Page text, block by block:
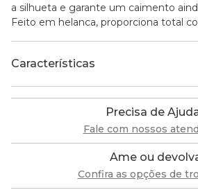
a silhueta e garante um caimento
Feito em helanca, proporciona total
Características
Precisa de
Fale com nossos
Ame ou
Confira as opções de